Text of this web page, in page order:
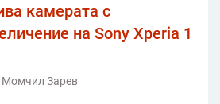
камерата с
на Sony Xperia 1
Момчил Зарев